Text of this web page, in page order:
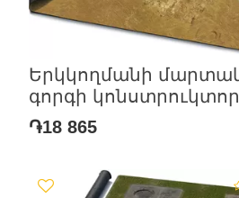
Երկկողմանի
գորգի կոնստրուկտոր
֏18 865